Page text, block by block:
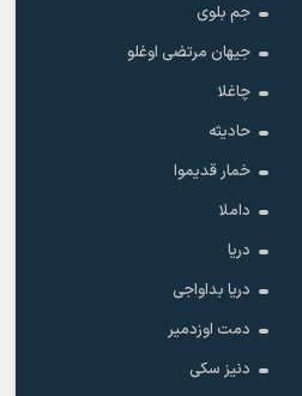
جم بلوی
جیهان مرتضی اوغلو
چاغلا
حادیثه
خمار قدیموا
داملا
دریا
دریا بداواجی
دمت اوزدمیر
دنیز سکی